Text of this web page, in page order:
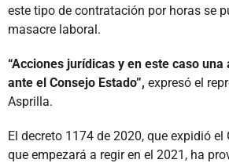
este tipo de contratación por horas se
masacre laboral.
“Acciones jurídicas y en este caso
ante el Consejo Estado”, expresó el
Asprilla.
El decreto 1174 de 2020, que expidió
que empezará a regir en el 2021, ha